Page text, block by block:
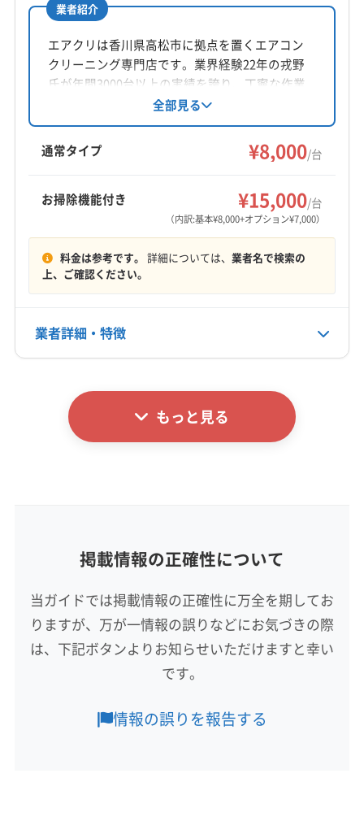
所在地
香川県高松市香南町池内793-1
対応地域
丸亀市 高松市
善通寺市
東かがわ市 綾歌郡綾川町
綾歌郡宇多津町
仲多度郡まんのう町
仲多度郡多度津町
10:00〜20:00
定休日
電話番号
公式サイトを見る
業者紹介
エアクリは香川県高松市に拠点を置くエアコン
クリーニング専門店です。業界経験22年の戎野
氏が年間3000台以上の実績を誇り、丁寧な作業
と仕上がりの良さで評判です。大手での経験も
活かし、損害保険に加入済み。防カビ抗菌コー
トなどオプションも充実しています。年中無休
で幅広いエリアに対応しています。
全部見る
通常タイプ ¥8,000/台
お掃除機能付き ¥15,000/台
（内訳:基本¥8,000+オプション¥7,000）
料金は参考です。 詳細については、 業者名で検索の
上、ご確認ください。
業者詳細・特徴
基本情報
代表者名
善通寺市
東かがわ市 綾歌郡綾川町
綾歌郡宇多津町
香川郡直島町
仲多度郡まんのう町
仲多度郡琴平町
仲多度郡多度津町
木田郡三木町
(岡山県) 岡山市中区
(岡山県) 岡山市南区
(徳島県) 阿波市
(徳島県) 吉野川市
もっと見る
8:00〜20:00
もっと見る
掲載情報の正確性について
当ガイドでは掲載情報の正確性に万全を期してお
りますが、万が一情報の誤りなどにお気づきの際
は、下記ボタンよりお知らせいただけますと幸い
です。
情報の誤りを報告する